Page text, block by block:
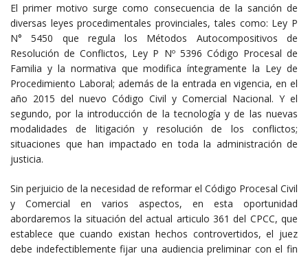
El primer motivo surge como consecuencia de la sanción de
diversas leyes procedimentales provinciales, tales como: Ley P
N° 5450 que regula los Métodos Autocompositivos de
Resolución de Conflictos, Ley P Nº 5396 Código Procesal de
Familia y la normativa que modifica íntegramente la Ley de
Procedimiento Laboral; además de la entrada en vigencia, en el
año 2015 del nuevo Código Civil y Comercial Nacional. Y el
segundo, por la introducción de la tecnología y de las nuevas
modalidades de litigación y resolución de los conflictos;
situaciones que han impactado en toda la administración de
justicia.
Sin perjuicio de la necesidad de reformar el Código Procesal Civil
y Comercial en varios aspectos, en esta oportunidad
abordaremos la situación del actual articulo 361 del CPCC, que
establece que cuando existan hechos controvertidos, el juez
debe indefectiblemente fijar una audiencia preliminar con el fin